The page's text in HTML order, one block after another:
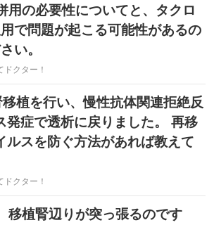
用の必要性についてと、タクロ
で問題が起こる可能性があるの
い。
ドクター！
植を行い、慢性抗体関連拒絶反
発症で透析に戻りました。 再移
ルスを防ぐ方法があれば教えて
ドクター！
移植腎辺りが突っ張るのです